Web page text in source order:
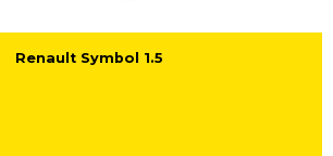
Renault Symbol 1.5